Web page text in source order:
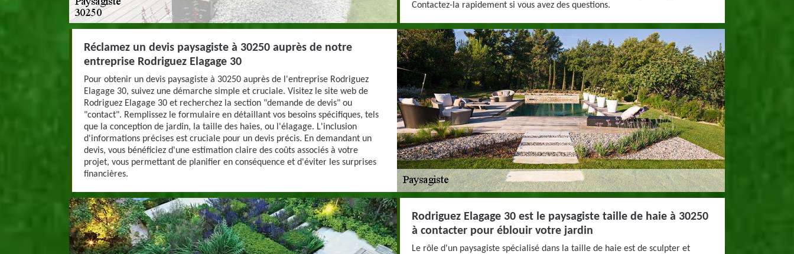
Contactez-la rapidement si vous avez des questions.
Réclamez un devis paysagiste à 30250 auprès de notre
entreprise Rodriguez Elagage 30
Pour obtenir un devis paysagiste à 30250 auprès de l'entreprise Rodriguez
Elagage 30, suivez une démarche simple et cruciale. Visitez le site web de
Rodriguez Elagage 30 et recherchez la section "demande de devis" ou
"contact". Remplissez le formulaire en détaillant vos besoins spécifiques, tels
que la conception de jardin, la taille des haies, ou l'élagage. L'inclusion
d'informations précises est cruciale pour un devis précis. En demandant un
devis, vous bénéficiez d'une estimation claire des coûts associés à votre
projet, vous permettant de planifier en conséquence et d'éviter les surprises
financières.
Rodriguez Elagage 30 est le paysagiste taille de haie à 30250
à contacter pour éblouir votre jardin
Le rôle d'un paysagiste spécialisé dans la taille de haie est de sculpter et